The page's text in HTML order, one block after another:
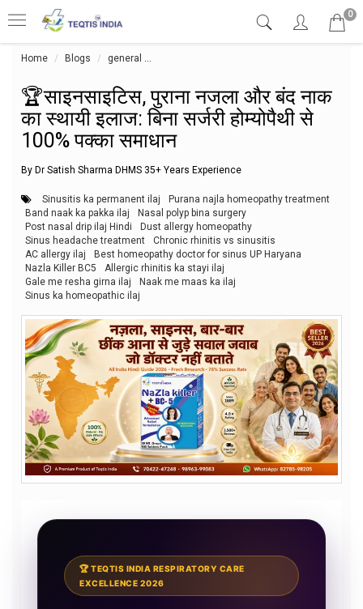
0
Home Blogs general
🏆साइनसाइटिस, पुराना नजला और बंद नाक
का स्थायी इलाज: बिना सर्जरी होम्योपैथी से
100% पक्का समाधान
By Dr Satish Sharma DHMS 35+ Years Experience
Sinusitis ka permanent ilaj
Purana najla homeopathy treatment
Band naak ka pakka ilaj
Nasal polyp bina surgery
Post nasal drip ilaj Hindi
Dust allergy homeopathy
Sinus headache treatment
Chronic rhinitis vs sinusitis
AC allergy ilaj
Best homeopathy doctor for sinus UP Haryana
Nazla Killer BC5
Allergic rhinitis ka stayi ilaj
Gale me resha girna ilaj
Naak me maas ka ilaj
Sinus ka homeopathic ilaj
🏆 TEQTIS INDIA RESPIRATORY CARE
EXCELLENCE 2026